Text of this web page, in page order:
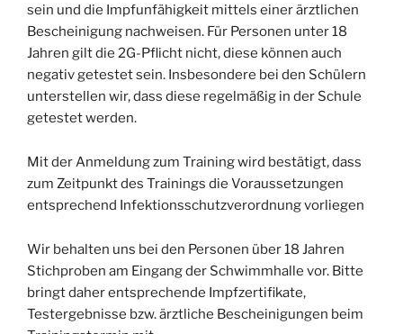
sein und die Impfunfähigkeit mittels einer ärztlichen
Bescheinigung nachweisen. Für Personen unter 18
Jahren gilt die 2G-Pflicht nicht, diese können auch
negativ getestet sein. Insbesondere bei den Schülern
unterstellen wir, dass diese regelmäßig in der Schule
getestet werden.
Mit der Anmeldung zum Training wird bestätigt, dass
zum Zeitpunkt des Trainings die Voraussetzungen
entsprechend Infektionsschutzverordnung vorliegen
Wir behalten uns bei den Personen über 18 Jahren
Stichproben am Eingang der Schwimmhalle vor. Bitte
bringt daher entsprechende Impfzertifikate,
Testergebnisse bzw. ärztliche Bescheinigungen beim